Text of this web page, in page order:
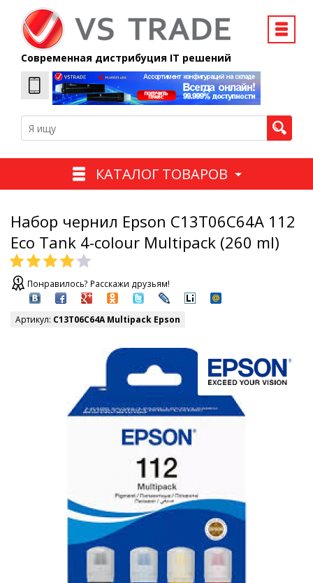
Современная дистрибуция IT решений
КАТАЛОГ ТОВАРОВ
Набор чернил Epson C13T06C64A 112
Eco Tank 4-colour Multipack (260 ml)
Понравилось? Расскажи друзьям!
Артикул: C13T06C64A Multipack Epson